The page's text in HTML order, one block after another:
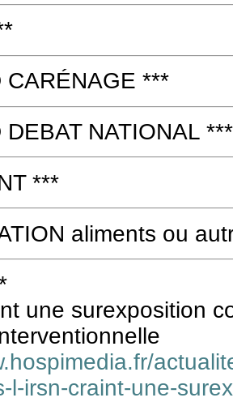
CARÉNAGE ***
NATIONAL ***
***
aliments ou
une surexposition
l-irsn-craint-une-